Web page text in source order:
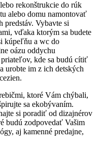
rekonštrukcie do rúk
alebo domu namontovať
predstáv. Vybavte si
vďaka ktorým sa budete
kúpeľňu a wc do
oázu oddychu
kde sa budú cítiť
urobte im z ich detských
ktoré Vám chýbali,
sa ekobývaním.
si poradiť od dizajnérov
budú zodpovedať Vašim
aj kamenné predajne,